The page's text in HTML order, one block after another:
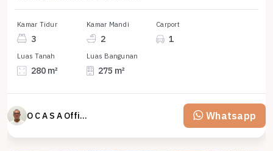
Kamar Tidur
3
Kamar Mandi
2
Carport
1
Luas Tanah
280 m²
Luas Bangunan
275 m²
O C A S A Official property perfected Whatsapp